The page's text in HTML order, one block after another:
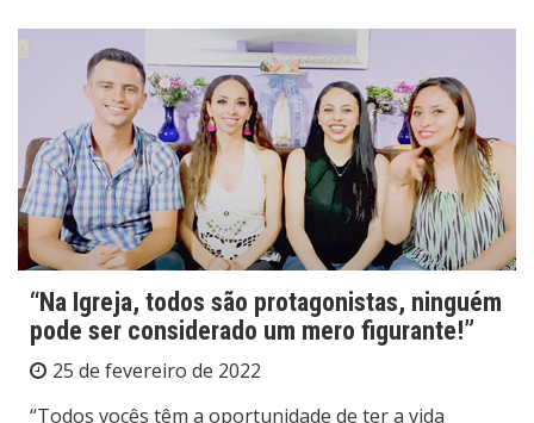
“Na Igreja, todos são protagonistas, ninguém
pode ser considerado um mero figurante!”
25 de fevereiro de 2022
“Todos vocês têm a oportunidade de ter a vida